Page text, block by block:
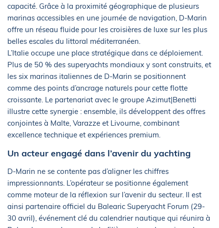
capacité. Grâce à la proximité géographique de plusieurs
marinas accessibles en une journée de navigation, D-Marin
offre un réseau fluide pour les croisières de luxe sur les plus
belles escales du littoral méditerranéen.
L’Italie occupe une place stratégique dans ce déploiement.
Plus de 50 % des superyachts mondiaux y sont construits, et
les six marinas italiennes de D-Marin se positionnent
comme des points d’ancrage naturels pour cette flotte
croissante. Le partenariat avec le groupe Azimut|Benetti
illustre cette synergie : ensemble, ils développent des offres
conjointes à Malte, Varazze et Livourne, combinant
excellence technique et expériences premium.
Un acteur engagé dans l’avenir du yachting
D-Marin ne se contente pas d’aligner les chiffres
impressionnants. L’opérateur se positionne également
comme moteur de la réflexion sur l’avenir du secteur. Il est
ainsi partenaire officiel du Balearic Superyacht Forum (29-
30 avril), événement clé du calendrier nautique qui réunira à